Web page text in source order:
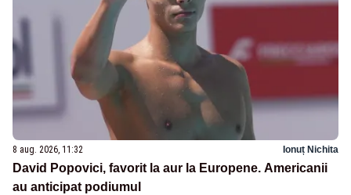
8 aug. 2026, 11:32 Ionuț Nichita
David Popovici, favorit la aur la Europene. Americanii
au anticipat podiumul